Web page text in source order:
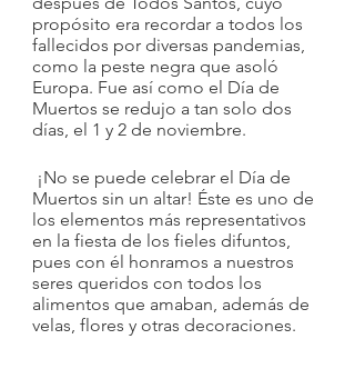
propósito era recordar a todos los
fallecidos por diversas pandemias,
como la peste negra que asoló
Europa. Fue así como el Día de
Muertos se redujo a tan solo dos
días, el 1 y 2 de noviembre.
Muertos sin un altar! Éste es uno de
los elementos más representativos
en la fiesta de los fieles difuntos,
pues con él honramos a nuestros
seres queridos con todos los
alimentos que amaban, además de
velas, flores y otras decoraciones.